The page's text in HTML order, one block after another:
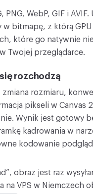
WebP, GIF i AVIF.
w bitmapę, z którą
które go natywnie
Twojej przeglądarce.
rozchodzą
zmiana rozmiaru,
pikseli w Canvas
Wynik jest gotowy
kadrowania w
kodowanie
obraz jest raz
na VPS w Niemczech